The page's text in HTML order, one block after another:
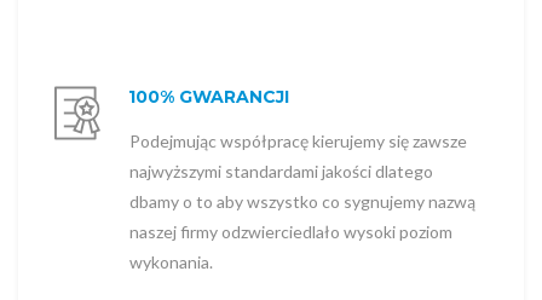
100% GWARANCJI
Podejmując współpracę kierujemy się zawsze
najwyższymi standardami jakości dlatego
dbamy o to aby wszystko co sygnujemy nazwą
naszej firmy odzwierciedlało wysoki poziom
wykonania.